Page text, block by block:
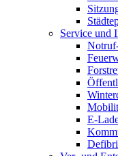
Service und
E-